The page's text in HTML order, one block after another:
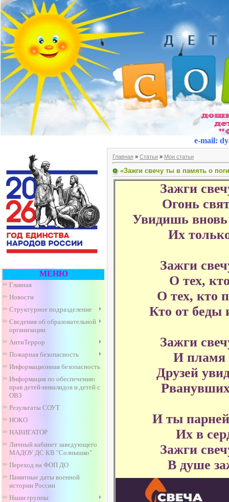
e-mail:
МЕНЮ
Главная
Новости
Структурное подразделение
Сведения об образовательной
организации
АнтиТеррор
Пожарная безопасность
Информационная безопасность
Информация по обеспечению
прав детей-инвалидов и детей с
ОВЗ
Результаты СОУТ
НОКО
НАВИГАТОР
Личный кабинет заведующего
МАДОУ ДС КВ "Солнышко"
Переход на ФОП ДО
Памятные даты военной
истории России
Наши группы
Главная » Статьи » Мои статьи
«Зажги свечу ты в память о
Зажги
Огонь
Увидишь
Их
Зажги
О тех,
О тех, кто
Кто от беды
Зажги
И пламя
Друзей
И ты
Их в
Зажги
В душе